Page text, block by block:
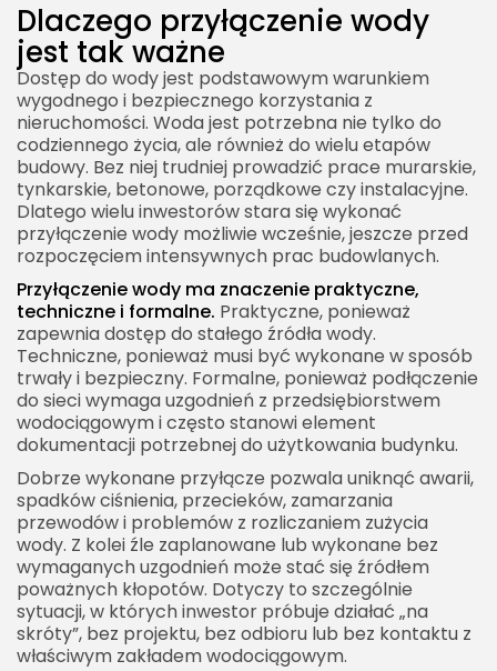
Dlaczego przyłączenie wody
jest tak ważne
Dostęp do wody jest podstawowym warunkiem
wygodnego i bezpiecznego korzystania z
nieruchomości. Woda jest potrzebna nie tylko do
codziennego życia, ale również do wielu etapów
budowy. Bez niej trudniej prowadzić prace murarskie,
tynkarskie, betonowe, porządkowe czy instalacyjne.
Dlatego wielu inwestorów stara się wykonać
przyłączenie wody możliwie wcześnie, jeszcze przed
rozpoczęciem intensywnych prac budowlanych.
Przyłączenie wody ma znaczenie praktyczne,
techniczne i formalne. Praktyczne, ponieważ
zapewnia dostęp do stałego źródła wody.
Techniczne, ponieważ musi być wykonane w sposób
trwały i bezpieczny. Formalne, ponieważ podłączenie
do sieci wymaga uzgodnień z przedsiębiorstwem
wodociągowym i często stanowi element
dokumentacji potrzebnej do użytkowania budynku.
Dobrze wykonane przyłącze pozwala uniknąć awarii,
spadków ciśnienia, przecieków, zamarzania
przewodów i problemów z rozliczaniem zużycia
wody. Z kolei źle zaplanowane lub wykonane bez
wymaganych uzgodnień może stać się źródłem
poważnych kłopotów. Dotyczy to szczególnie
sytuacji, w których inwestor próbuje działać „na
skróty”, bez projektu, bez odbioru lub bez kontaktu z
właściwym zakładem wodociągowym.